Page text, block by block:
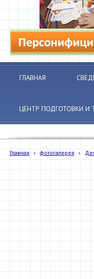
ГЛАВНАЯ
ЦЕНТР ПОДГОТОВКИ И
Главная › фотогалерея ›